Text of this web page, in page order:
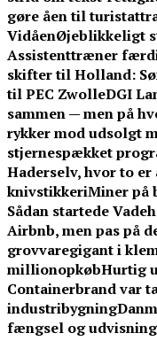
gøre åen til
VidåenØjeblikkeligt
Assistenttræner
skifter til Holland:
til PEC ZwolleDGI
sammen — men på
rykker mod udsolgt
stjernespækket
Haderselv, hvor to
knivstikkeriMiner på
Sådan startede
Airbnb, men pas på
grovvaregigant i
millionopkøbHurtig
Containerbrand var
industribygning
fængsel og udvisning